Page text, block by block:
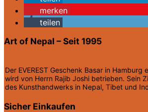
merken
teilen
Art of Nepal – Seit 1995
Der EVEREST Geschenk Basar in
wird von Herrn Rajib Joshi betrieben. Sein
des Kunsthandwerks in Nepal, Tibet und
Sicher Einkaufen